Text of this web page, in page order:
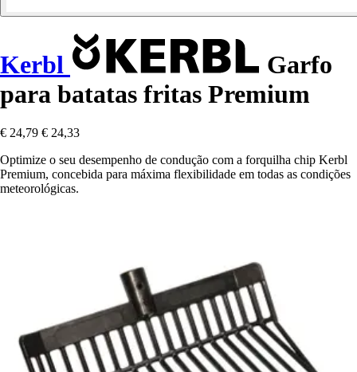
Kerbl
Garfo
para batatas fritas Premium
€ 24,79 € 24,33
Optimize o seu desempenho de condução com a forquilha chip Kerbl
Premium, concebida para máxima flexibilidade em todas as condições
meteorológicas.